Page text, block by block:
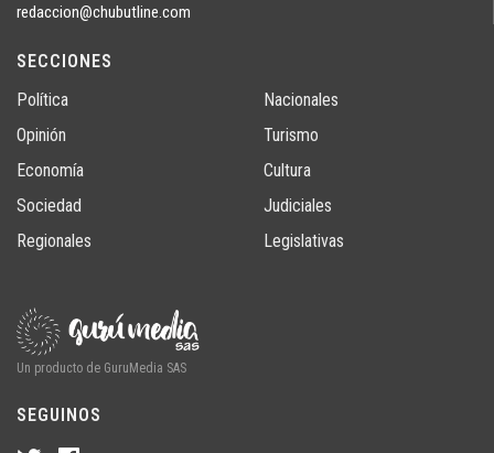
redaccion@chubutline.com
SECCIONES
Política
Opinión
Economía
Sociedad
Regionales
Nacionales
Turismo
Cultura
Judiciales
Legislativas
Un producto de GuruMedia SAS
SEGUINOS